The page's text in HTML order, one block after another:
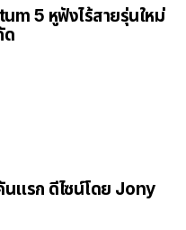
5 หูฟังไร้สายรุ่นใหม่
ด
แรก ดีไซน์โดย Jony